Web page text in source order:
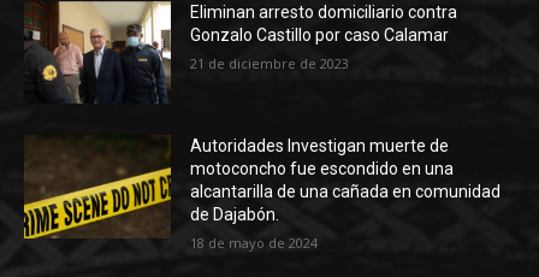
Eliminan arresto domiciliario contra
Gonzalo Castillo por caso Calamar
21 de diciembre de 2023
Autoridades Investigan muerte de
motoconcho fue escondido en una
alcantarilla de una cañada en comunidad
de Dajabón.
18 de mayo de 2024